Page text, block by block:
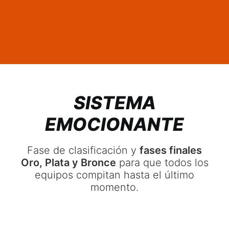
SISTEMA
EMOCIONANTE
Fase de clasificación y fases finales
Oro, Plata y Bronce para que todos los
equipos compitan hasta el último
momento.